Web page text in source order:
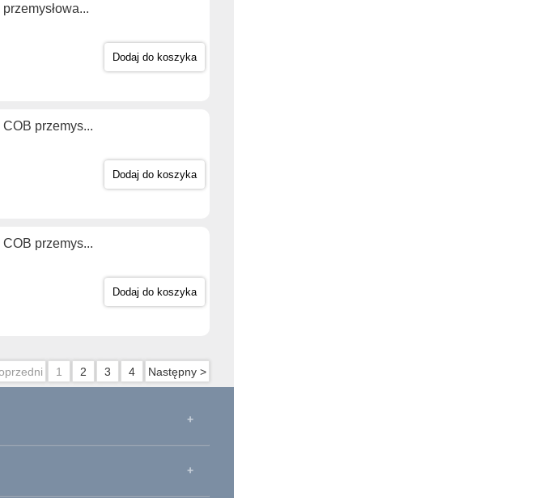
Dodaj do koszyka
przemys...
Dodaj do koszyka
przemys...
Dodaj do koszyka
1 2 3 4 Następny >